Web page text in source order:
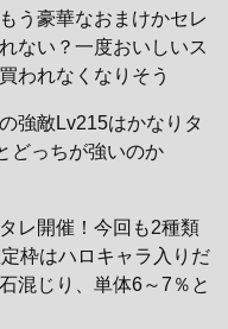
う豪華なおまけかセレ
ない？一度おいしいス
われなくなりそう
強敵Lv215はかなりタ
どっちが強いのか
レ開催！今回も2種類
枠はハロキャラ入りだ
混じり、単体6～7％と